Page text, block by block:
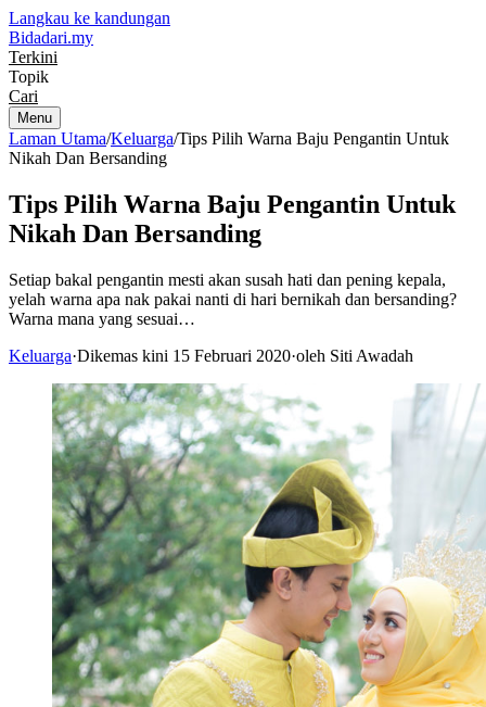
Langkau ke kandungan
Bidadari.my
Terkini
Topik
Cari
Menu
Laman Utama/Keluarga/Tips Pilih Warna Baju Pengantin Untuk
Nikah Dan Bersanding
Tips Pilih Warna Baju Pengantin Untuk
Nikah Dan Bersanding
Setiap bakal pengantin mesti akan susah hati dan pening kepala,
yelah warna apa nak pakai nanti di hari bernikah dan bersanding?
Warna mana yang sesuai…
Keluarga·Dikemas kini 15 Februari 2020·oleh Siti Awadah